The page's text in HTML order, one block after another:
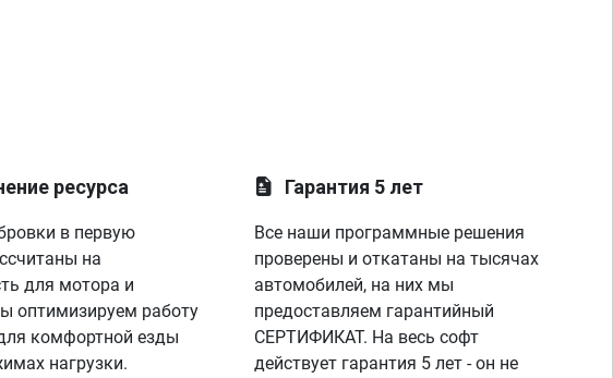
ресурса
в первую
на
для мотора и
оптимизируем работу
комфортной езды
нагрузки.
Гарантия 5 лет
Все наши программные решения
проверены и откатаны на тысячах
автомобилей, на них мы
предоставляем гарантийный
СЕРТИФИКАТ. На весь софт
действует гарантия 5 лет - он не